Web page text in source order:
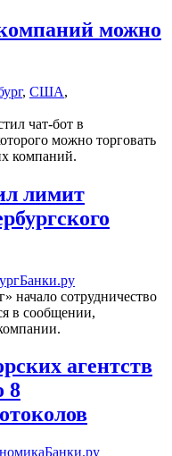
можно
, США,
чат-бот в
можно торговать
компаний.
лимит
Банки.ру
начало сотрудничество
в сообщении,
агентств
8
Банки.ру